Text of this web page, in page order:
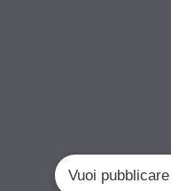
Vuoi